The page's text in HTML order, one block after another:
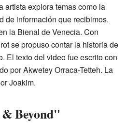
artista explora temas como la
de información que recibimos.
la Bienal de Venecia. Con
se propuso contar la historia de
El texto del video fue escrito con
por Akwetey Orraca-Tetteh. La
Joakim.
Beyond"